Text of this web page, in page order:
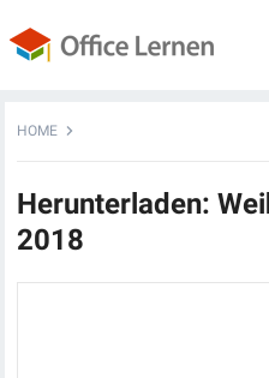
HOME
Herunterladen:
2018